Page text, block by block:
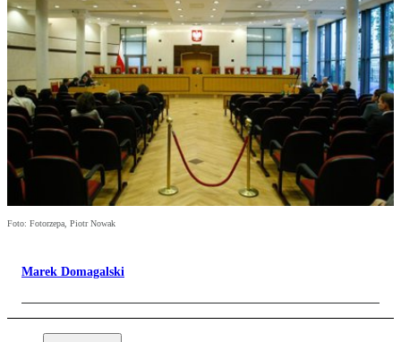
Foto: Fotorzepa, Piotr Nowak
Marek Domagalski